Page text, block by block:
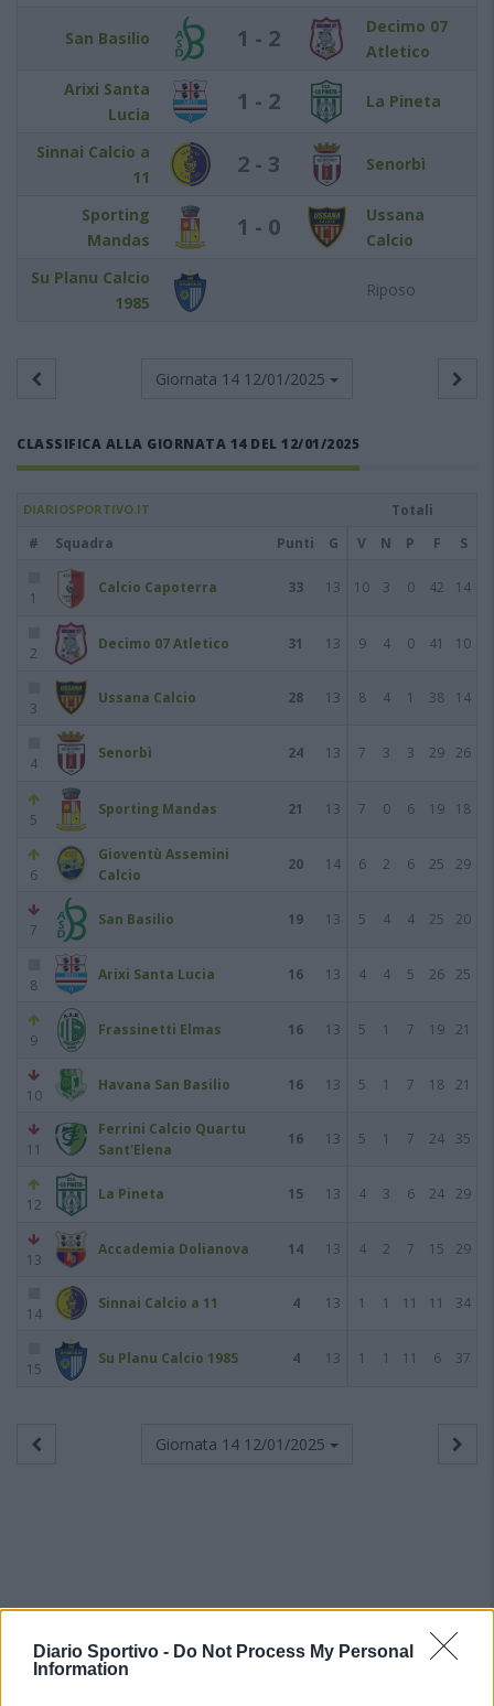
Diario Sportivo - Do Not Process My Personal
Information
San Basilio 1 - 2
Decimo 07
Atletico
Arixi Santa
Lucia
1 - 2 La Pineta
Sinnai Calcio a
11
2 - 3 Senorbì
Sporting
Mandas
1 - 0
Ussana
Calcio
Su Planu Calcio
1985
Riposo
Giornata 14 12/01/2025
CLASSIFICA ALLA GIORNATA 14 DEL 12/01/2025
DIARIOSPORTIVO.IT
Totali
#
Squadra Punti G V N P F S
1
Calcio Capoterra 33 13 10 3 0 42 14
2
Decimo 07 Atletico 31 13 9 4 0 41 10
3
Ussana Calcio 28 13 8 4 1 38 14
4
Senorbì 24 13 7 3 3 29 26
5
Sporting Mandas 21 13 7 0 6 19 18
6
Gioventù Assemini
Calcio
20 14 6 2 6 25 29
7
San Basilio 19 13 5 4 4 25 20
8
Arixi Santa Lucia 16 13 4 4 5 26 25
9
Frassinetti Elmas 16 13 5 1 7 19 21
10
Havana San Basilio 16 13 5 1 7 18 21
11
Ferrini Calcio Quartu
Sant'Elena
16 13 5 1 7 24 35
12
La Pineta 15 13 4 3 6 24 29
13
Accademia Dolianova 14 13 4 2 7 15 29
14
Sinnai Calcio a 11 4 13 1 1 11 11 34
15
Su Planu Calcio 1985 4 13 1 1 11 6 37
Giornata 14 12/01/2025